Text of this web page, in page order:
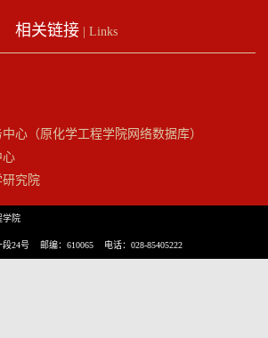
相关链接 | Links
心（原化学工程学院网络数据库）
心
研究院
学院
段24号 邮编：610065 电话：028-85405222